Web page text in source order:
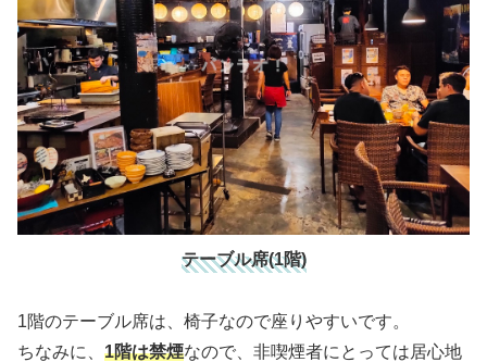
テーブル席(1階)
1階のテーブル席は、椅子なので座りやすいです。
ちなみに、 1階は禁煙なので、非喫煙者にとっては居心地